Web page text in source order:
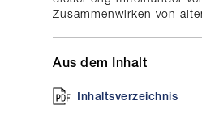
Zusammenwirken von
Aus dem Inhalt
Inhaltsverzeichnis